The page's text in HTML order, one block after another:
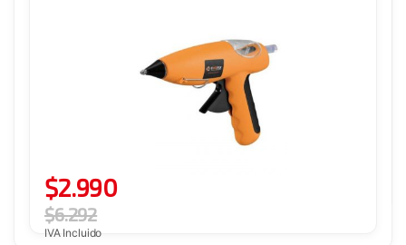
$2.990
$6.292
IVA Incluido